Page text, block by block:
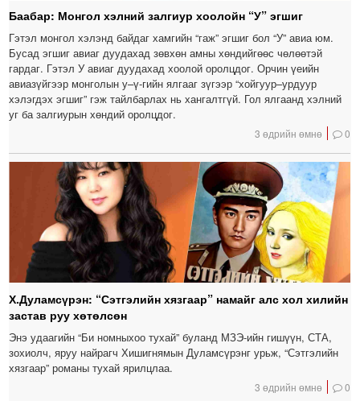
Баабар: Монгол хэлний залгиур хоолойн “У” эгшиг
Гэтэл монгол хэлэнд байдаг хамгийн “гаж” эгшиг бол “У” авиа юм.
Бусад эгшиг авиаг дуудахад зөвхөн амны хөндийгөөс чөлөөтэй
гардаг. Гэтэл У авиаг дуудахад хоолой оролцдог. Орчин үеийн
авиазүйгээр монголын у–ү-гийн ялгааг зүгээр “хойгуур–урдуур
хэлэгдэх эгшиг” гэж тайлбарлах нь хангалтгүй. Гол ялгаанд хэлний
уг ба залгиурын хөндий оролцдог.
3 өдрийн өмнө 0
Х.Дуламсүрэн: “Сэтгэлийн хязгаар” намайг алс хол хилийн
застав руу хөтөлсөн
Энэ удаагийн “Би номныхоо тухай” буланд МЗЭ-ийн гишүүн, СТА,
зохиолч, яруу найрагч Хишигнямын Дуламсүрэнг урьж, “Сэтгэлийн
хязгаар” романы тухай ярилцлаа.
3 өдрийн өмнө 0